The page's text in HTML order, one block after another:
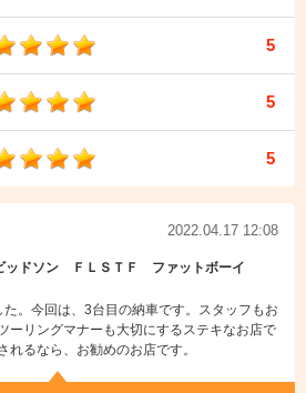
5
5
5
2022.04.17 12:08
ッドソン ＦＬＳＴＦ ファットボーイ
。今回は、3台目の納車です。スタッフもお
ーリングマナーも大切にするステキなお店で
れるなら、お勧めのお店です。